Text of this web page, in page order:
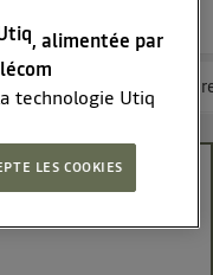
Consultez la
lavage
, alimentée par
technologie Utiq
et liées à votre
LES COOKIES